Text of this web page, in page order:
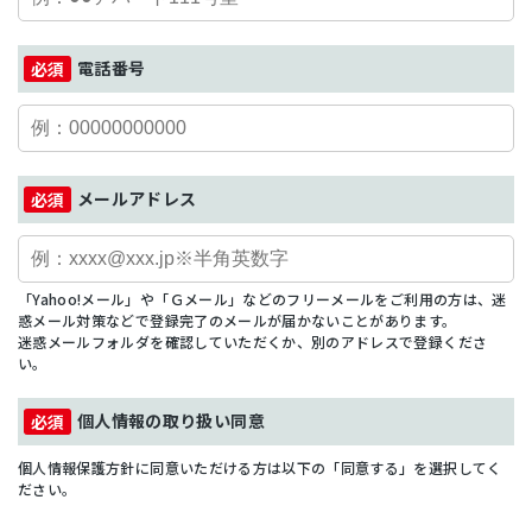
電話番号
メールアドレス
「Yahoo!メール」や「Ｇメール」などのフリーメールをご利用の方は、迷
惑メール対策などで登録完了のメールが届かないことがあります。
迷惑メールフォルダを確認していただくか、別のアドレスで登録くださ
い。
個人情報の取り扱い同意
個人情報保護方針に同意いただける方は以下の「同意する」を選択してく
ださい。